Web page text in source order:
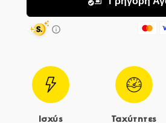
Ισχύς Ταχύτητες